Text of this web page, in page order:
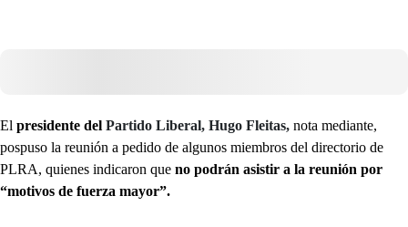
El presidente del Partido Liberal, Hugo Fleitas, nota mediante,
pospuso la reunión a pedido de algunos miembros del directorio de
PLRA, quienes indicaron que no podrán asistir a la reunión por
“motivos de fuerza mayor”.